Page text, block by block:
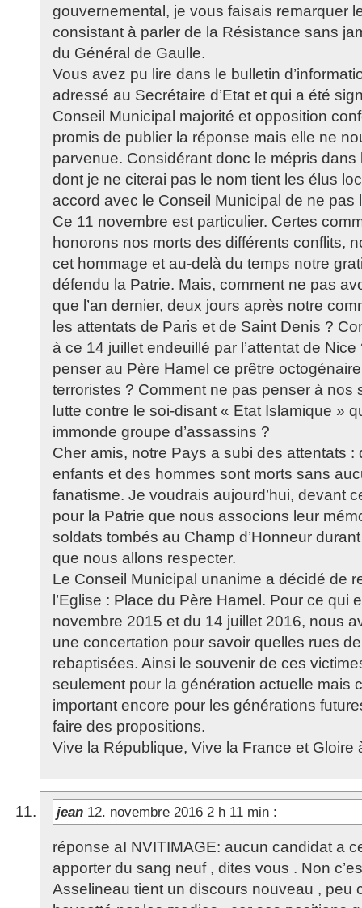
gouvernemental, je vous faisais remarquer
consistant à parler de la Résistance sans
du Général de Gaulle.
Vous avez pu lire dans le bulletin
adressé au Secrétaire d’Etat et qui a été
Conseil Municipal majorité et opposition
promis de publier la réponse mais elle ne
parvenue. Considérant donc le mépris
dont je ne citerai pas le nom tient les élus
accord avec le Conseil Municipal de ne pas
Ce 11 novembre est particulier. Certes
honorons nos morts des différents conflits,
cet hommage et au-delà du temps notre
défendu la Patrie. Mais, comment ne pas
que l’an dernier, deux jours après notre
les attentats de Paris et de Saint Denis ?
à ce 14 juillet endeuillé par l’attentat de
penser au Père Hamel ce prêtre
terroristes ? Comment ne pas penser à nos
lutte contre le soi-disant « Etat Islamique »
immonde groupe d’assassins ?
Cher amis, notre Pays a subi des attentats :
enfants et des hommes sont morts sans
fanatisme. Je voudrais aujourd’hui, devant
pour la Patrie que nous associons leur
soldats tombés au Champ d’Honneur
que nous allons respecter.
Le Conseil Municipal unanime a décidé de
l’Eglise : Place du Père Hamel. Pour ce qui
novembre 2015 et du 14 juillet 2016, nous
une concertation pour savoir quelles rues
rebaptisées. Ainsi le souvenir de ces
seulement pour la génération actuelle mais
important encore pour les générations
faire des propositions.
Vive la République, Vive la France et Gloire
jean 12. novembre 2016 2 h 11 min :
réponse aI NVITIMAGE: aucun candidat a
apporter du sang neuf , dites vous . Non
Asselineau tient un discours nouveau , peu